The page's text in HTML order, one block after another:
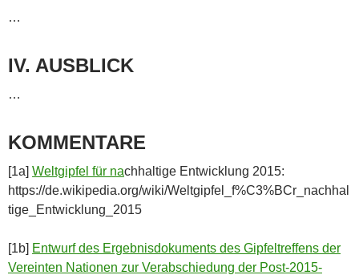
…
IV. AUSBLICK
…
KOMMENTARE
[1a] Weltgipfel für nachhaltige Entwicklung 2015:
https://de.wikipedia.org/wiki/Weltgipfel_f%C3%BCr_nachhal
tige_Entwicklung_2015
[1b] Entwurf des Ergebnisdokuments des Gipfeltreffens der
Vereinten Nationen zur Verabschiedung der Post-2015-